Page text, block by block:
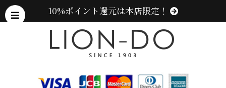
10%ポイント還元は本店限定！